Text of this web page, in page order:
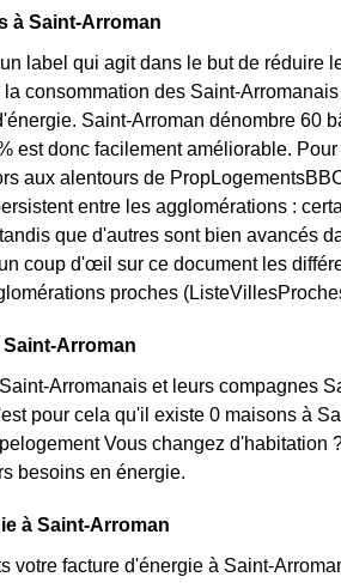
à Saint-Arroman
label qui agit dans le but de réduire
consommation des Saint-
Saint-Arroman dénombre 60
est donc facilement améliorable.
aux alentours de
entre les agglomérations :
que d'autres sont bien avancés
coup d'œil sur ce document les
proches
Arroman
Arromanais et leurs compagnes
pour cela qu'il existe 0 maisons à
Vous changez
besoins en énergie.
à Saint-Arroman
votre facture d'énergie à Saint-